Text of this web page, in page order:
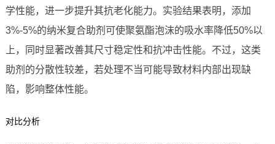
学性能，进一步提升其抗老化能力。实验结果表明，添加
3%-5%的纳米复合助剂可使聚氨酯泡沫的吸水率降低50%以
上，同时显著改善其尺寸稳定性和抗冲击性能。不过，这类
助剂的分散性较差，若处理不当可能导致材料内部出现缺
陷，影响整体性能。
对比分析